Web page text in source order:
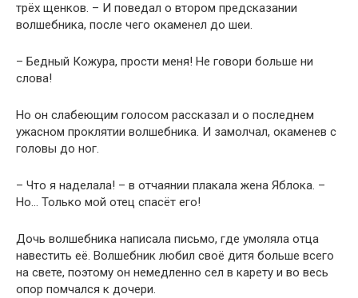
трёх щенков. – И поведал о втором предсказании
волшебника, после чего окаменел до шеи.
– Бедный Кожура, прости меня! Не говори больше ни
слова!
Но он слабеющим голосом рассказал и о последнем
ужасном проклятии волшебника. И замолчал, окаменев с
головы до ног.
– Что я наделала! – в отчаянии плакала жена Яблока. –
Но… Только мой отец спасёт его!
Дочь волшебника написала письмо, где умоляла отца
навестить её. Волшебник любил своё дитя больше всего
на свете, поэтому он немедленно сел в карету и во весь
опор помчался к дочери.